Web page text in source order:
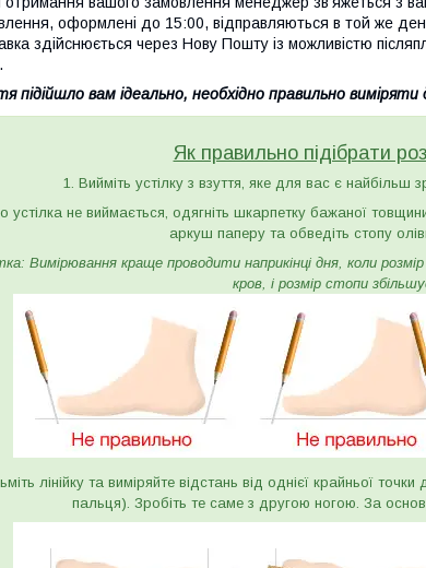
оформлені до 15:00, відправляються в той же
здійснюється через Нову Пошту із можливістю
підійшло вам ідеально, необхідно правильно
Як правильно підібрати
1. Вийміть устілку з взуття, яке для вас є найбільш
устілка не виймається, одягніть шкарпетку бажаної
аркуш паперу та обведіть стопу
Вимірювання краще проводити наприкінці дня, коли
кров, і розмір стопи
лінійку та виміряйте відстань від однієї крайньої
пальця). Зробіть те саме з другою ногою. За